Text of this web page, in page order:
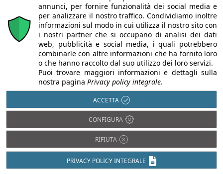
Antisismica
Barriere
Architettoniche
BIM
Efficienza
Isolamento acustico
Isolamento termico
Luce in Architettura
Prevenzione
incendi
Restauro e
Ristrutturazioni
Sostenibilità e
Bioedilizia
annunci, per fornire funzionalità dei social media e
per analizzare il nostro traffico. Condividiamo inoltre
informazioni sul modo in cui utilizza il nostro sito con
i nostri partner che si occupano di analisi dei dati
web, pubblicità e social media, i quali potrebbero
combinarle con altre informazioni che ha fornito loro
o che hanno raccolto dal suo utilizzo dei loro servizi.
Puoi trovare maggiori informazioni e dettagli sulla
nostra pagina Privacy policy integrale.
ACCETTA
CONFIGURA
RIFIUTA
PRIVACY POLICY INTEGRALE